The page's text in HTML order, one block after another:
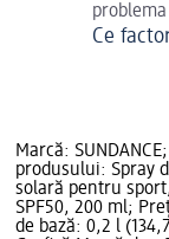
Ce
Marcă:
produsului: Spray
solară pentru
SPF50, 200 ml;
de bază: 0,2 l